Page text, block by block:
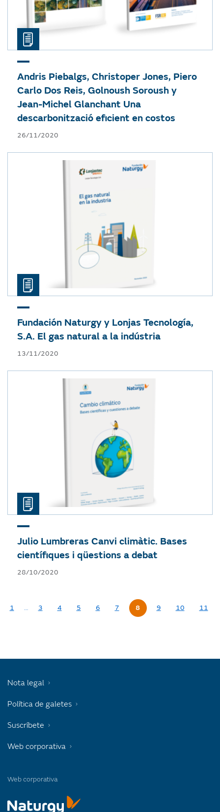
Andris Piebalgs, Christoper Jones, Piero
Carlo Dos Reis, Golnoush Soroush y
Jean-Michel Glanchant Una
descarbonització eficient en costos
26/11/2020
Fundación Naturgy y Lonjas Tecnología,
S.A. El gas natural a la indústria
13/11/2020
Julio Lumbreras Canvi climàtic. Bases
científiques i qüestions a debat
28/10/2020
1 … 3 4 5 6 7 8 9 10 11
Web corporativa
Nota legal
Política de galetes
Suscríbete
Web corporativa